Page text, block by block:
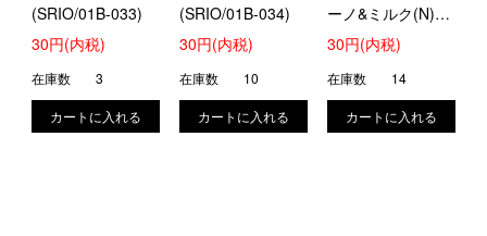
(SRIO/01B-033)
30円(内税)
在庫数 3
(SRIO/01B-034)
30円(内税)
在庫数 10
ーノ&ミルク(N)
(SRIO/01B-035)
30円(内税)
在庫数 14